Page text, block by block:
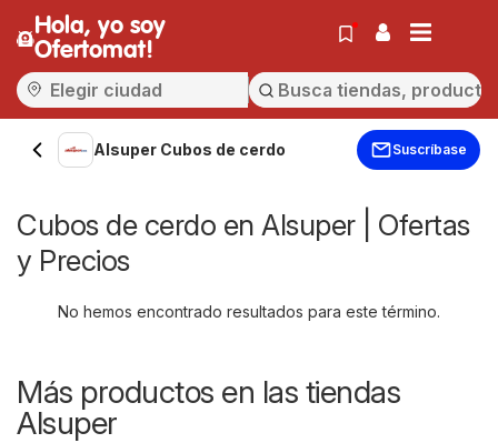
Hola, yo soy
Ofertomat!
Alsuper Cubos de cerdo Suscríbase
Cubos de cerdo en Alsuper | Ofertas
y Precios
No hemos encontrado resultados para este término.
Más productos en las tiendas
Alsuper